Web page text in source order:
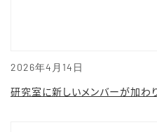
2026年4月14日
研究室に新しいメンバーが加わ